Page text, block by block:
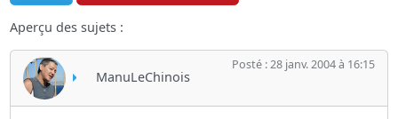
Aperçu des sujets :
ManuLeChinois
Posté : 28 janv. 2004 à 16:15